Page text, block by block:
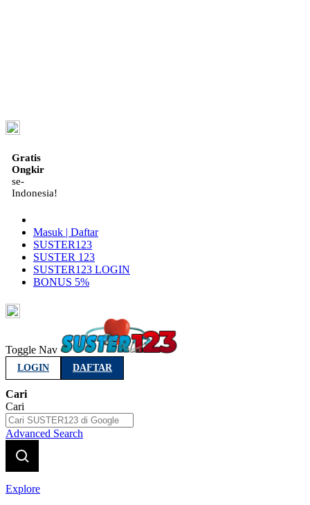
Gratis
Ongkir
se-
Indonesia!
Masuk | Daftar
SUSTER123
SUSTER 123
SUSTER123 LOGIN
BONUS 5%
Toggle Nav
LOGIN DAFTAR
Cari
Cari
Advanced Search
Explore